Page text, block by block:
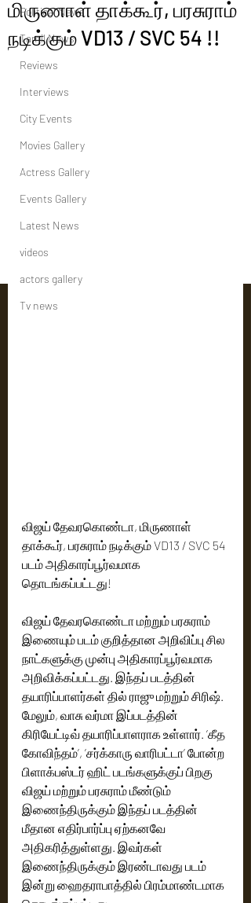
Political News
Tamil News
Reviews
Interviews
City Events
Movies Gallery
Actress Gallery
Events Gallery
Latest News
videos
actors gallery
Tv news
மிருணாள் தாக்கூர், பரசுராம்
நடிக்கும் VD13 / SVC 54 !!
விஜய் தேவரகொண்டா, மிருணாள்
தாக்கூர், பரசுராம் நடிக்கும் VD13 / SVC 54
படம் அதிகாரப்பூர்வமாக
தொடங்கப்பட்டது!
விஜய் தேவரகொண்டா மற்றும் பரசுராம்
இணையும் படம் குறித்தான அறிவிப்பு சில
நாட்களுக்கு முன்பு அதிகாரப்பூர்வமாக
அறிவிக்கப்பட்டது. இந்தப் படத்தின்
தயாரிப்பாளர்கள் தில் ராஜு மற்றும் சிரிஷ்.
மேலும், வாசு வர்மா இப்படத்தின்
கிரியேட்டிவ் தயாரிப்பாளராக உள்ளார். ’கீத
கோவிந்தம்’, ’சர்க்காரு வாரிபட்டா’ போன்ற
பிளாக்பஸ்டர் ஹிட் படங்களுக்குப் பிறகு
விஜய் மற்றும் பரசுராம் மீண்டும்
இணைந்திருக்கும் இந்தப் படத்தின்
மீதான எதிர்பார்ப்பு ஏற்கனவே
அதிகரித்துள்ளது. இவர்கள்
இணைந்திருக்கும் இரண்டாவது படம்
இன்று ஹைதராபாத்தில் பிரம்மாண்டமாக